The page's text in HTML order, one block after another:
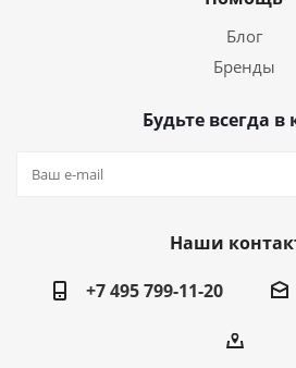
Блог
Бренды
Будьте всегда в
Наши
+7 495 799-11-20